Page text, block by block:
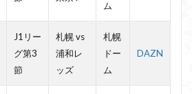
ム
J1リー
グ第3
節
札幌 vs
浦和レ
ッズ
札幌
ドー
ム
DAZN